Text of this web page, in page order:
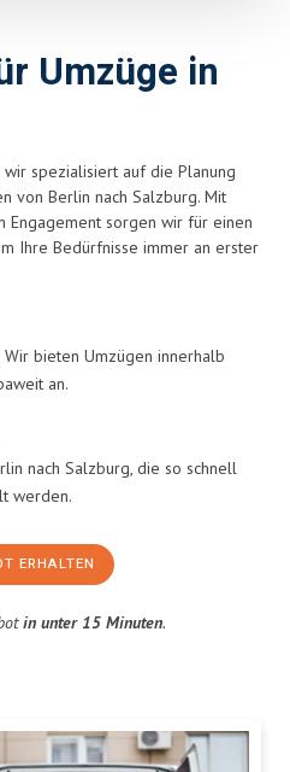
Umzüge in
spezialisiert auf die Planung
von Berlin nach Salzburg. Mit
Engagement sorgen wir für einen
Ihre Bedürfnisse immer an erster
bieten Umzügen innerhalb
an.
nach Salzburg, die so schnell
werden.
ERHALTEN
in unter 15 Minuten.